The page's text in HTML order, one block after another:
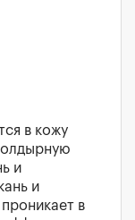
в кожу
и
и
в